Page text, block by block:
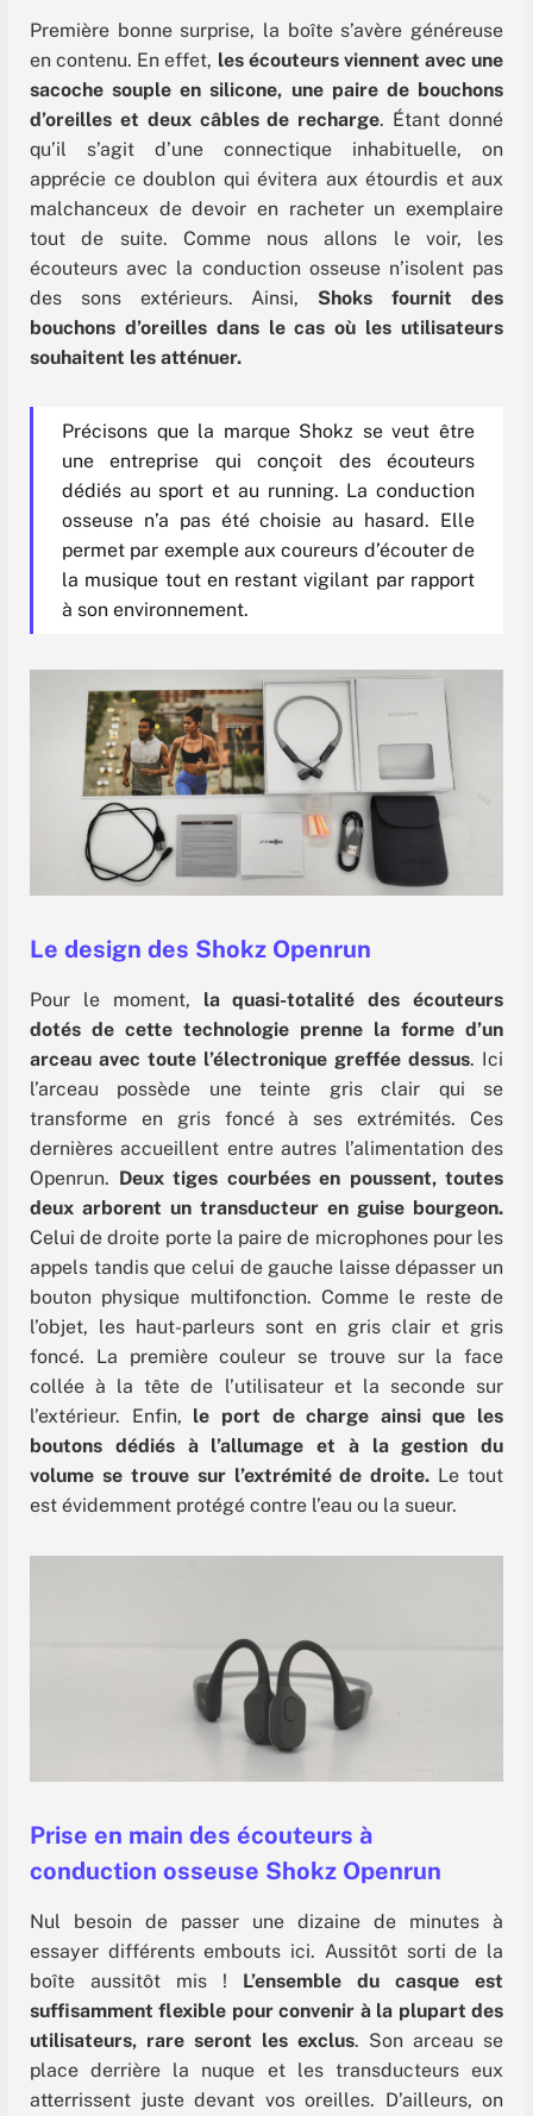
Première bonne surprise, la boîte s’avère généreuse
en contenu. En effet, les écouteurs viennent avec une
sacoche souple en silicone, une paire de bouchons
d’oreilles et deux câbles de recharge. Étant donné
qu’il s’agit d’une connectique inhabituelle, on
apprécie ce doublon qui évitera aux étourdis et aux
malchanceux de devoir en racheter un exemplaire
tout de suite. Comme nous allons le voir, les
écouteurs avec la conduction osseuse n’isolent pas
des sons extérieurs. Ainsi, Shoks fournit des
bouchons d’oreilles dans le cas où les utilisateurs
souhaitent les atténuer.
Précisons que la marque Shokz se veut être
une entreprise qui conçoit des écouteurs
dédiés au sport et au running. La conduction
osseuse n’a pas été choisie au hasard. Elle
permet par exemple aux coureurs d’écouter de
la musique tout en restant vigilant par rapport
à son environnement.
Le design des Shokz Openrun
Pour le moment, la quasi-totalité des écouteurs
dotés de cette technologie prenne la forme d’un
arceau avec toute l’électronique greffée dessus. Ici
l’arceau possède une teinte gris clair qui se
transforme en gris foncé à ses extrémités. Ces
dernières accueillent entre autres l’alimentation des
Openrun. Deux tiges courbées en poussent, toutes
deux arborent un transducteur en guise bourgeon.
Celui de droite porte la paire de microphones pour les
appels tandis que celui de gauche laisse dépasser un
bouton physique multifonction. Comme le reste de
l’objet, les haut-parleurs sont en gris clair et gris
foncé. La première couleur se trouve sur la face
collée à la tête de l’utilisateur et la seconde sur
l’extérieur. Enfin, le port de charge ainsi que les
boutons dédiés à l’allumage et à la gestion du
volume se trouve sur l’extrémité de droite. Le tout
est évidemment protégé contre l’eau ou la sueur.
Prise en main des écouteurs à
conduction osseuse Shokz Openrun
Nul besoin de passer une dizaine de minutes à
essayer différents embouts ici. Aussitôt sorti de la
boîte aussitôt mis ! L’ensemble du casque est
suffisamment flexible pour convenir à la plupart des
utilisateurs, rare seront les exclus. Son arceau se
place derrière la nuque et les transducteurs eux
atterrissent juste devant vos oreilles. D’ailleurs, on